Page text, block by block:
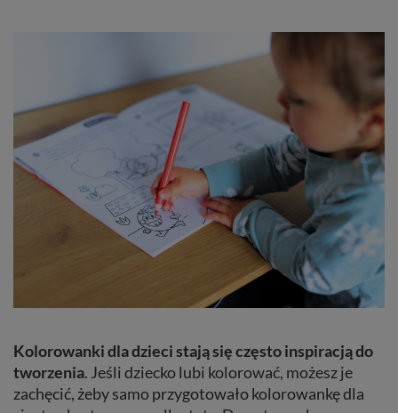
Kolorowanki dla dzieci stają się często inspiracją do
tworzenia. Jeśli dziecko lubi kolorować, możesz je
zachęcić, żeby samo przygotowało kolorowankę dla